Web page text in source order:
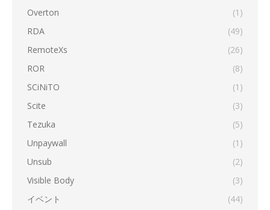
Overton
(1)
RDA
(49)
RemoteXs
(26)
ROR
(8)
SCiNiTO
(1)
Scite
(3)
Tezuka
(5)
Unpaywall
(1)
Unsub
(2)
Visible Body
(3)
イベント
(44)